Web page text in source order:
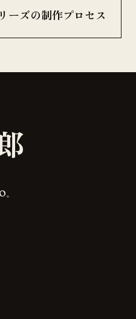
ーズの制作プロセス